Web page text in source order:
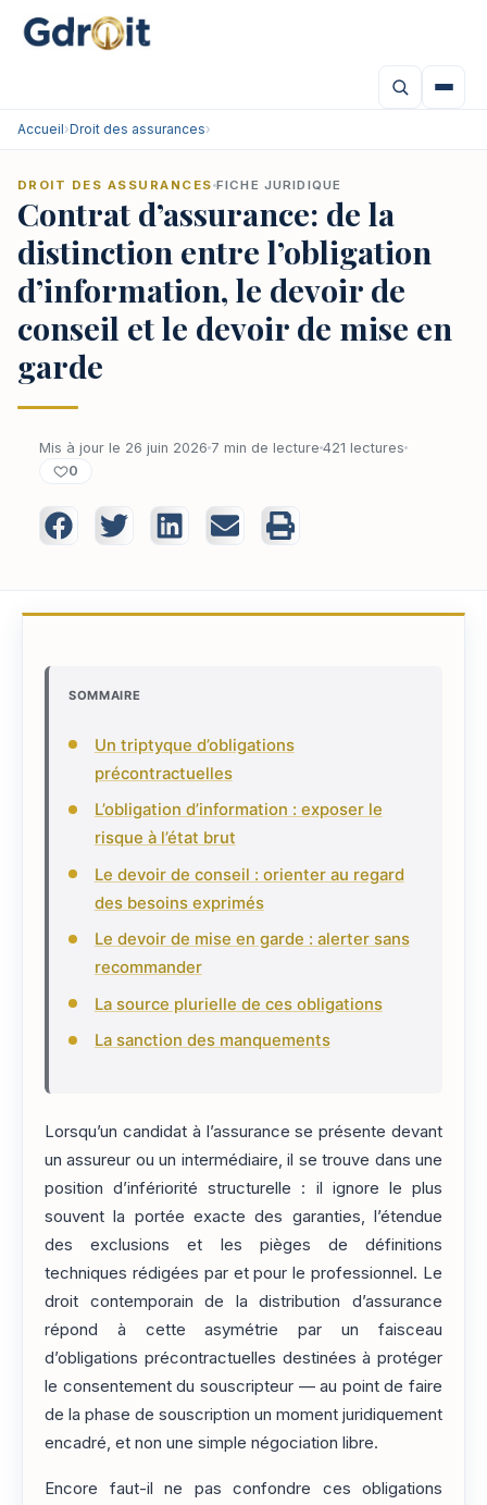
Accueil›Droit des assurances›
DROIT DES ASSURANCES FICHE JURIDIQUE
Contrat d’assurance: de la
distinction entre l’obligation
d’information, le devoir de
conseil et le devoir de mise en
garde
Mis à jour le 26 juin 2026 7 min de lecture 421 lectures
0
SOMMAIRE
Un triptyque d’obligations
précontractuelles
L’obligation d’information : exposer le
risque à l’état brut
Le devoir de conseil : orienter au regard
des besoins exprimés
Le devoir de mise en garde : alerter sans
recommander
La source plurielle de ces obligations
La sanction des manquements
Lorsqu’un candidat à l’assurance se présente devant
un assureur ou un intermédiaire, il se trouve dans une
position d’infériorité structurelle : il ignore le plus
souvent la portée exacte des garanties, l’étendue
des exclusions et les pièges de définitions
techniques rédigées par et pour le professionnel. Le
droit contemporain de la distribution d’assurance
répond à cette asymétrie par un faisceau
d’obligations précontractuelles destinées à protéger
le consentement du souscripteur — au point de faire
de la phase de souscription un moment juridiquement
encadré, et non une simple négociation libre.
Encore faut-il ne pas confondre ces obligations